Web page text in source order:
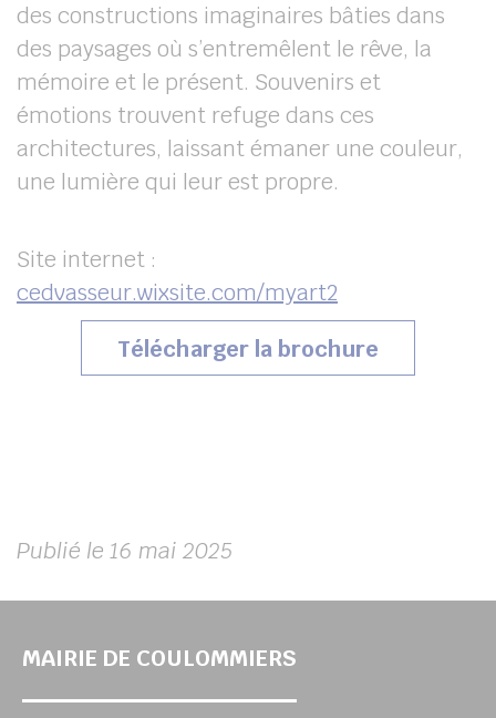
des constructions imaginaires bâties dans
des paysages où s’entremêlent le rêve, la
mémoire et le présent. Souvenirs et
émotions trouvent refuge dans ces
architectures, laissant émaner une couleur,
une lumière qui leur est propre.
Site internet :
cedvasseur.wixsite.com/myart2
Télécharger la brochure
Publié le 16 mai 2025
MAIRIE DE COULOMMIERS